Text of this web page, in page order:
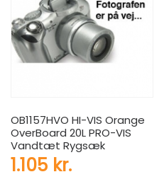
OB1157HVO HI-VIS Orange
OverBoard 20L PRO-VIS
Vandtæt Rygsæk
1.105 kr.